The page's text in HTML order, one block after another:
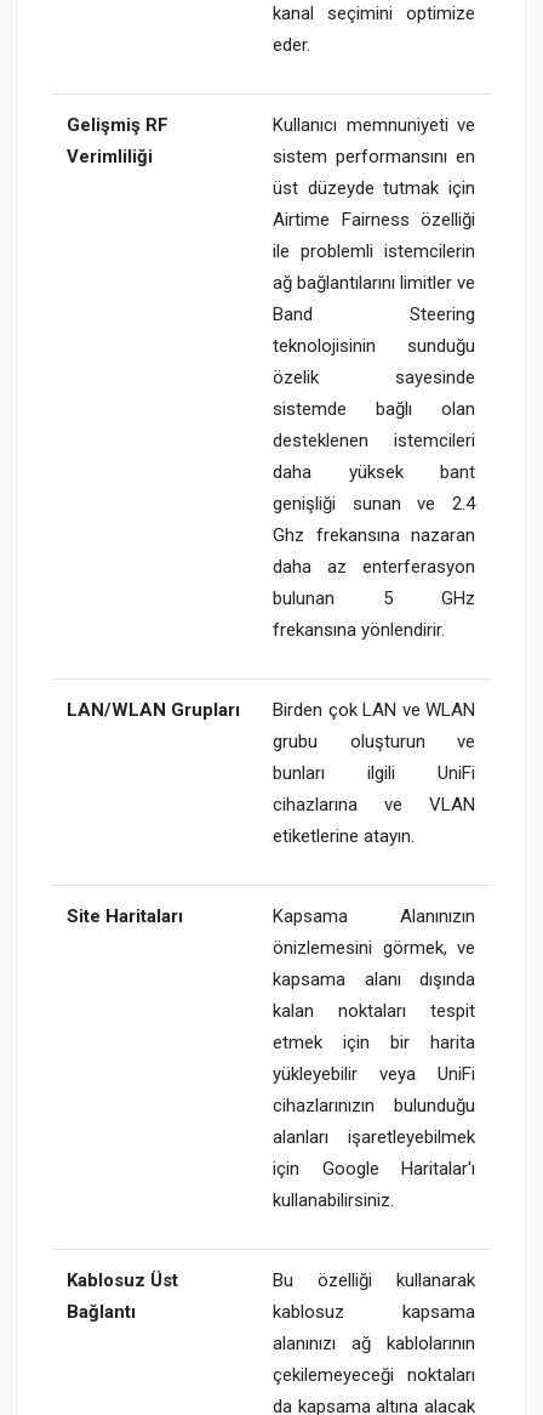
kanal seçimini optimize
eder.
Gelişmiş RF
Verimliliği
Kullanıcı memnuniyeti ve
sistem performansını en
üst düzeyde tutmak için
Airtime Fairness özelliği
ile problemli istemcilerin
ağ bağlantılarını limitler ve
Band Steering
teknolojisinin sunduğu
özelik sayesinde
sistemde bağlı olan
desteklenen istemcileri
daha yüksek bant
genişliği sunan ve 2.4
Ghz frekansına nazaran
daha az enterferasyon
bulunan 5 GHz
frekansına yönlendirir.
LAN/WLAN Grupları
Birden çok LAN ve WLAN
grubu oluşturun ve
bunları ilgili UniFi
cihazlarına ve VLAN
etiketlerine atayın.
Site Haritaları
Kapsama Alanınızın
önizlemesini görmek, ve
kapsama alanı dışında
kalan noktaları tespit
etmek için bir harita
yükleyebilir veya UniFi
cihazlarınızın bulunduğu
alanları işaretleyebilmek
için Google Haritalar'ı
kullanabilirsiniz.
Kablosuz Üst
Bağlantı
Bu özelliği kullanarak
kablosuz kapsama
alanınızı ağ kablolarının
çekilemeyeceği noktaları
da kapsama altına alacak